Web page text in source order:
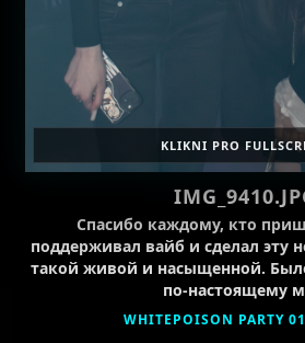
KLIKNI PRO
Спасибо каждому, кто
поддерживал вайб и сделал эту
такой живой и насыщенной.
по-настоящему
WHITEPOISON PARTY